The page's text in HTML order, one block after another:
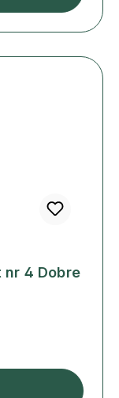
nr 4 Dobre